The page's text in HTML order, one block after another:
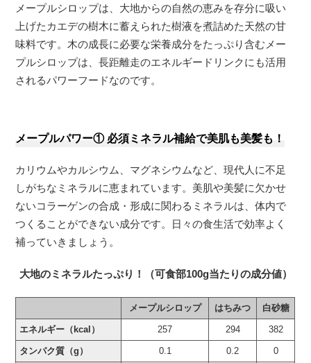
メープルシロップは、大地からの自然の恵みを存分に吸い
上げたカエデの樹木に蓄えられた樹液を煮詰めた天然の甘
味料です。木の成長に必要な栄養成分をたっぷり含むメー
プルシロップは、長距離走のエネルギードリンクにも活用
されるパワーフードなのです。
メープルパワー① 必須ミネラル補給で美肌も美髪も！
カリウムやカルシウム、マグネシウムなど、現代人に不足
しがちなミネラルに恵まれています。美肌や美髪に欠かせ
ないコラーゲンの合成・形成に関わるミネラルは、体内で
つくることができない成分です。日々の食生活で効率よく
補っていきましょう。
大地のミネラルたっぷり！（可食部100g当たりの成分値）
メープルシロップ はちみつ 白砂糖
エネルギー（kcal） 257 294 382
タンパク質（g） 0.1 0.2 0